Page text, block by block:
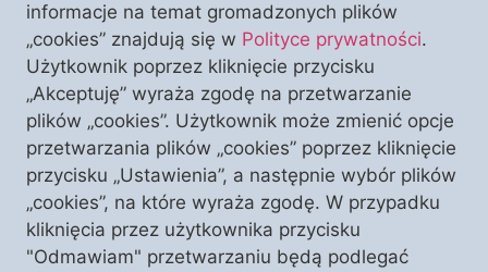
Dojrzeć w wierze i w miłości, doświadczyć
nawrócenia i dawać przykład bliźnim… Życie
Giovanniego Francesco di Pietro di Bernardone, czyli
Franciszka z Asyżu, mimo upływu wieków, zmian
cywilizacyjnych oraz społecznych wciąż jest
przykładem tego, jak można zmienić swoje życie i
podarować bliźnim to, co najwartościowsze – ofiarę
z dobra i miłosierdzia. O nawróceniu św. Franciszka
[…]
informacje na temat gromadzonych plików
„cookies” znajdują się w Polityce prywatności.
Użytkownik poprzez kliknięcie przycisku
„Akceptuję” wyraża zgodę na przetwarzanie
plików „cookies”. Użytkownik może zmienić opcje
przetwarzania plików „cookies” poprzez kliknięcie
przycisku „Ustawienia”, a następnie wybór plików
„cookies”, na które wyraża zgodę. W przypadku
kliknięcia przez użytkownika przycisku
"Odmawiam" przetwarzaniu będą podlegać